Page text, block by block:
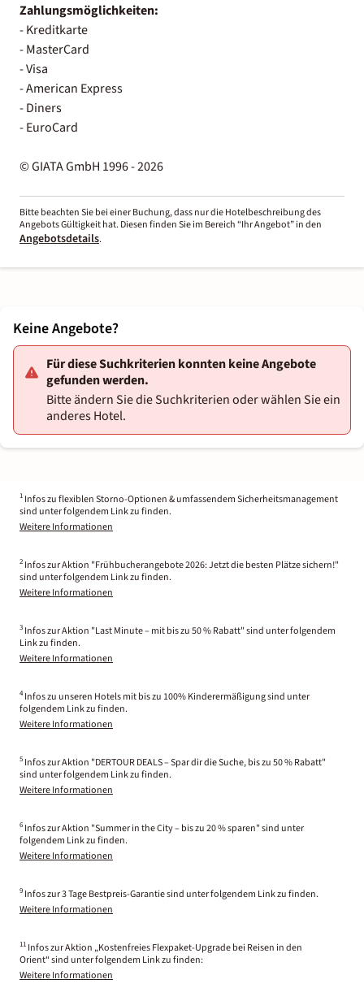
Zahlungsmöglichkeiten:
- Kreditkarte
- MasterCard
- Visa
- American Express
- Diners
- EuroCard
© GIATA GmbH 1996 - 2026
Bitte beachten Sie bei einer Buchung, dass nur die Hotelbeschreibung des
Angebots Gültigkeit hat. Diesen finden Sie im Bereich “Ihr Angebot” in den
Angebotsdetails.
Keine Angebote?
Für diese Suchkriterien konnten keine Angebote
gefunden werden.
Bitte ändern Sie die Suchkriterien oder wählen Sie ein
anderes Hotel.
1 Infos zu flexiblen Storno-Optionen & umfassendem Sicherheitsmanagement
sind unter folgendem Link zu finden.
Weitere Informationen
2 Infos zur Aktion "Frühbucherangebote 2026: Jetzt die besten Plätze sichern!"
sind unter folgendem Link zu finden.
Weitere Informationen
3 Infos zur Aktion "Last Minute – mit bis zu 50 % Rabatt" sind unter folgendem
Link zu finden.
Weitere Informationen
4 Infos zu unseren Hotels mit bis zu 100% Kinderermäßigung sind unter
folgendem Link zu finden.
Weitere Informationen
5 Infos zur Aktion "DERTOUR DEALS – Spar dir die Suche, bis zu 50 % Rabatt"
sind unter folgendem Link zu finden.
Weitere Informationen
6 Infos zur Aktion "Summer in the City – bis zu 20 % sparen" sind unter
folgendem Link zu finden.
Weitere Informationen
9 Infos zur 3 Tage Bestpreis-Garantie sind unter folgendem Link zu finden.
Weitere Informationen
11 Infos zur Aktion „Kostenfreies Flexpaket-Upgrade bei Reisen in den
Orient“ sind unter folgendem Link zu finden:
Weitere Informationen